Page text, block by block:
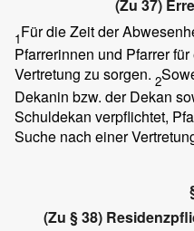
(Zu 37)
1Für die Zeit der
Pfarrerinnen und Pfarrer
Vertretung zu sorgen. 2
Dekanin bzw. der Dekan
Schuldekan verpflichtet,
Suche nach einer
(Zu § 38)